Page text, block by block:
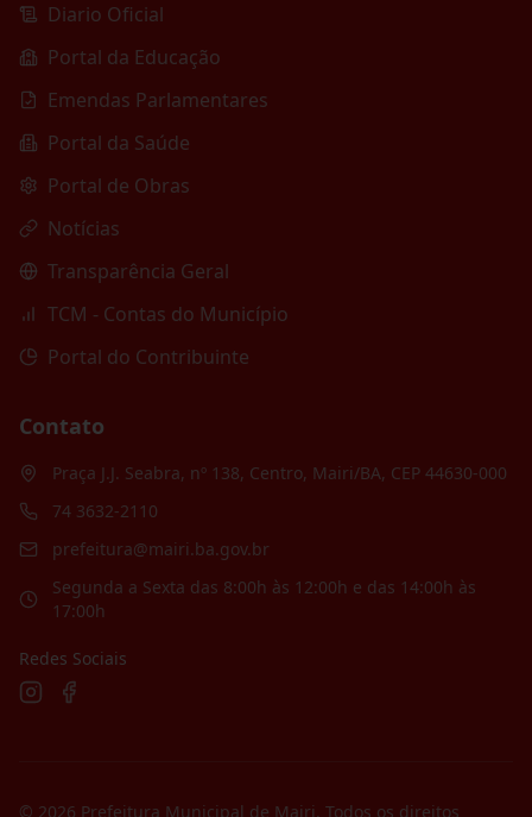
Diario Oficial
Portal da Educação
Emendas Parlamentares
Portal da Saúde
Portal de Obras
Notícias
Transparência Geral
TCM - Contas do Município
Portal do Contribuinte
Contato
Praça J.J. Seabra, nº 138, Centro, Mairi/BA, CEP 44630-000
74 3632-2110
prefeitura@mairi.ba.gov.br
Segunda a Sexta das 8:00h às 12:00h e das 14:00h às
17:00h
Redes Sociais
© 2026 Prefeitura Municipal de Mairi. Todos os direitos